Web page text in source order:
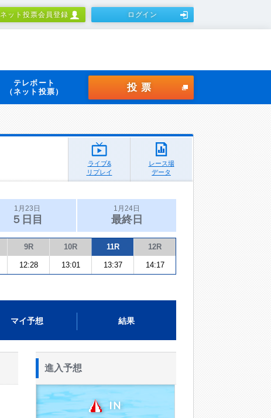
ネット投票会員登録 ログイン
テレボート
（ネット投票）
投票
ライブ&
リプレイ
レース場
データ
1月23日
５日目
1月24日
最終日
9R 10R 11R 12R
12:28 13:01 13:37 14:17
マイ予想 結果
進入予想